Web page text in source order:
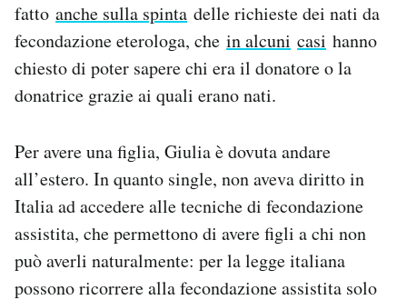
fatto anche sulla spinta delle richieste dei nati da
fecondazione eterologa, che in alcuni casi hanno
chiesto di poter sapere chi era il donatore o la
donatrice grazie ai quali erano nati.
Per avere una figlia, Giulia è dovuta andare
all’estero. In quanto single, non aveva diritto in
Italia ad accedere alle tecniche di fecondazione
assistita, che permettono di avere figli a chi non
può averli naturalmente: per la legge italiana
possono ricorrere alla fecondazione assistita solo